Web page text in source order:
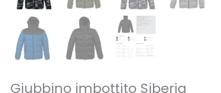
Giubbino imbottito Siberia